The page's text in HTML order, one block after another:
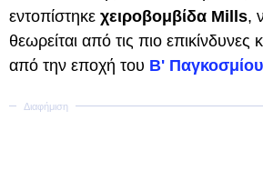
εντοπίστηκε χειροβομβίδα Mills,
θεωρείται από τις πιο επικίνδυνες
από την εποχή του Β'